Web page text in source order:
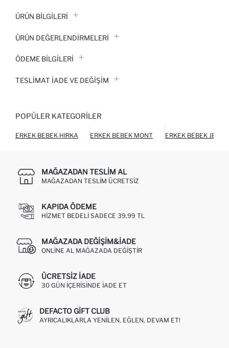
ÜRÜN BILGILERI
ÜRÜN DEĞERLENDİRMELERİ
ÖDEME BİLGİLERİ
TESLIMAT İADE VE DEĞIŞIM
POPÜLER KATEGORILER
ERKEK BEBEK HIRKA ERKEK BEBEK MONT ERKEK BEBEK JEAN
MAĞAZADAN TESLIM AL
MAĞAZADAN TESLIM ÜCRETSIZ
KAPIDA ÖDEME
HIZMET BEDELI SADECE 39,99 TL
MAĞAZADA DEĞIŞIM&İADE
ONLINE AL MAĞAZADA DEĞIŞTIR
ÜCRETSIZ IADE
30 GÜN IÇERISINDE IADE ET
DEFACTO GIFT CLUB
AYRICALIKLARLA YENILEN, EĞLEN, DEVAM ET!